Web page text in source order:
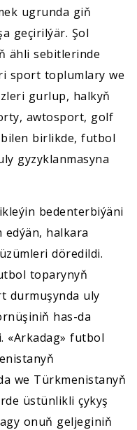
ugrunda giň
geçirilýär. Şol
ähli sebitlerinde
sport toplumlary we
gurlup, halkyň
awtosport, golf
birlikde, futbol
gyzyklanmasyna
bedenterbiýäni
halkara
döredildi.
toparynyň
durmuşynda uly
has-da
«Arkadag» futbol
we Türkmenistanyň
üstünlikli çykyş
onuň geljeginiň